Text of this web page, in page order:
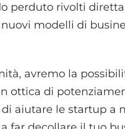
perduto rivolti
modelli di
avremo la
ottica di
aiutare le startup a